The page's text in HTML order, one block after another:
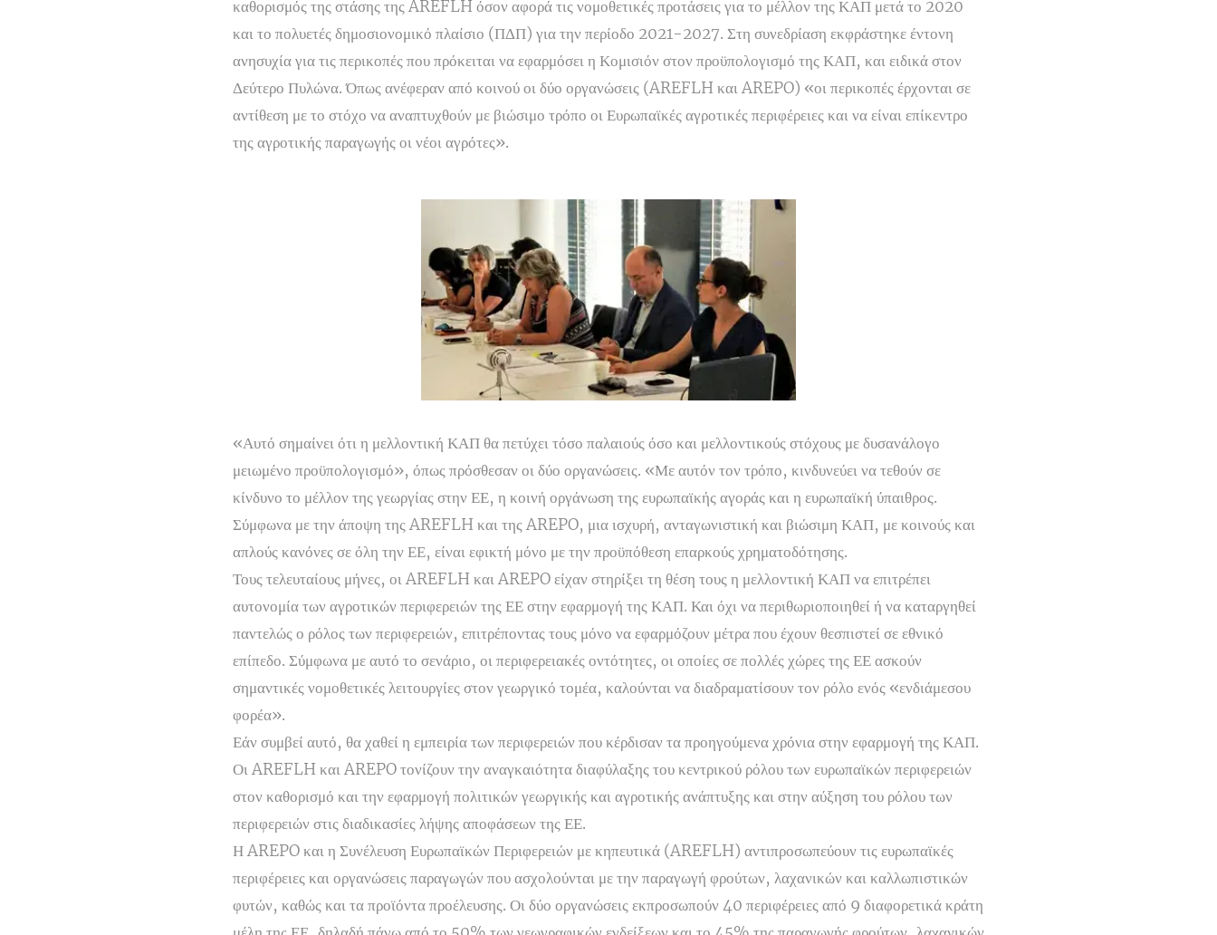
καθορισμός της στάσης της AREFLH όσον αφορά τις νομοθετικές προτάσεις για το μέλλον της ΚΑΠ μετά το 2020
και το πολυετές δημοσιονομικό πλαίσιο (ΠΔΠ) για την περίοδο 2021-2027. Στη συνεδρίαση εκφράστηκε έντονη
ανησυχία για τις περικοπές που πρόκειται να εφαρμόσει η Κομισιόν στον προϋπολογισμό της ΚΑΠ, και ειδικά στον
Δεύτερο Πυλώνα. Όπως ανέφεραν από κοινού οι δύο οργανώσεις (AREFLH και AREPO) «οι περικοπές έρχονται σε
αντίθεση με το στόχο να αναπτυχθούν με βιώσιμο τρόπο οι Ευρωπαϊκές αγροτικές περιφέρειες και να είναι επίκεντρο
της αγροτικής παραγωγής οι νέοι αγρότες».
«Αυτό σημαίνει ότι η μελλοντική ΚΑΠ θα πετύχει τόσο παλαιούς όσο και μελλοντικούς στόχους με δυσανάλογο
μειωμένο προϋπολογισμό», όπως πρόσθεσαν οι δύο οργανώσεις. «Με αυτόν τον τρόπο, κινδυνεύει να τεθούν σε
κίνδυνο το μέλλον της γεωργίας στην ΕΕ, η κοινή οργάνωση της ευρωπαϊκής αγοράς και η ευρωπαϊκή ύπαιθρος.
Σύμφωνα με την άποψη της AREFLH και της AREPO, μια ισχυρή, ανταγωνιστική και βιώσιμη ΚΑΠ, με κοινούς και
απλούς κανόνες σε όλη την ΕΕ, είναι εφικτή μόνο με την προϋπόθεση επαρκούς χρηματοδότησης.
Τους τελευταίους μήνες, οι AREFLH και AREPO είχαν στηρίξει τη θέση τους η μελλοντική ΚΑΠ να επιτρέπει
αυτονομία των αγροτικών περιφερειών της ΕΕ στην εφαρμογή της ΚΑΠ. Και όχι να περιθωριοποιηθεί ή να καταργηθεί
παντελώς ο ρόλος των περιφερειών, επιτρέποντας τους μόνο να εφαρμόζουν μέτρα που έχουν θεσπιστεί σε εθνικό
επίπεδο. Σύμφωνα με αυτό το σενάριο, οι περιφερειακές οντότητες, οι οποίες σε πολλές χώρες της ΕΕ ασκούν
σημαντικές νομοθετικές λειτουργίες στον γεωργικό τομέα, καλούνται να διαδραματίσουν τον ρόλο ενός «ενδιάμεσου
φορέα».
Εάν συμβεί αυτό, θα χαθεί η εμπειρία των περιφερειών που κέρδισαν τα προηγούμενα χρόνια στην εφαρμογή της ΚΑΠ.
Οι AREFLH και AREPO τονίζουν την αναγκαιότητα διαφύλαξης του κεντρικού ρόλου των ευρωπαϊκών περιφερειών
στον καθορισμό και την εφαρμογή πολιτικών γεωργικής και αγροτικής ανάπτυξης και στην αύξηση του ρόλου των
περιφερειών στις διαδικασίες λήψης αποφάσεων της ΕΕ.
Η AREPO και η Συνέλευση Ευρωπαϊκών Περιφερειών με κηπευτικά (AREFLH) αντιπροσωπεύουν τις ευρωπαϊκές
περιφέρειες και οργανώσεις παραγωγών που ασχολούνται με την παραγωγή φρούτων, λαχανικών και καλλωπιστικών
φυτών, καθώς και τα προϊόντα προέλευσης. Οι δύο οργανώσεις εκπροσωπούν 40 περιφέρειες από 9 διαφορετικά κράτη